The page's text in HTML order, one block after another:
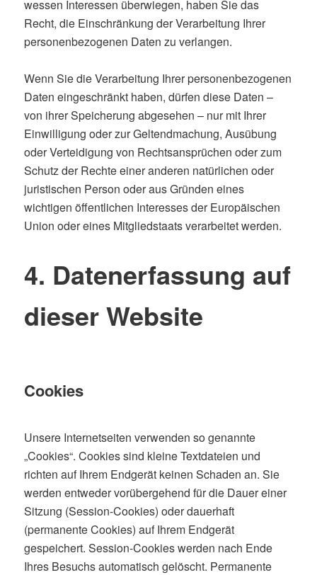
wessen Interessen überwiegen, haben Sie das
Recht, die Einschränkung der Verarbeitung Ihrer
personenbezogenen Daten zu verlangen.
Wenn Sie die Verarbeitung Ihrer personenbezogenen
Daten eingeschränkt haben, dürfen diese Daten –
von ihrer Speicherung abgesehen – nur mit Ihrer
Einwilligung oder zur Geltendmachung, Ausübung
oder Verteidigung von Rechtsansprüchen oder zum
Schutz der Rechte einer anderen natürlichen oder
juristischen Person oder aus Gründen eines
wichtigen öffentlichen Interesses der Europäischen
Union oder eines Mitgliedstaats verarbeitet werden.
4. Datenerfassung auf
dieser Website
Cookies
Unsere Internetseiten verwenden so genannte
„Cookies“. Cookies sind kleine Textdateien und
richten auf Ihrem Endgerät keinen Schaden an. Sie
werden entweder vorübergehend für die Dauer einer
Sitzung (Session-Cookies) oder dauerhaft
(permanente Cookies) auf Ihrem Endgerät
gespeichert. Session-Cookies werden nach Ende
Ihres Besuchs automatisch gelöscht. Permanente